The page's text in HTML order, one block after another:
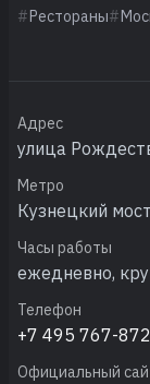
Рестораны
Адрес
улица
Метро
Кузнецкий мост
Часы работы
ежедневно,
Телефон
+7 495 767-
Официальный